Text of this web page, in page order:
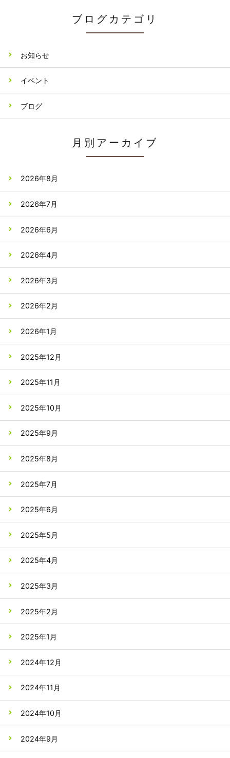
ブログカテゴリ
お知らせ
イベント
ブログ
月別アーカイブ
2026年8月
2026年7月
2026年6月
2026年4月
2026年3月
2026年2月
2026年1月
2025年12月
2025年11月
2025年10月
2025年9月
2025年8月
2025年7月
2025年6月
2025年5月
2025年4月
2025年3月
2025年2月
2025年1月
2024年12月
2024年11月
2024年10月
2024年9月